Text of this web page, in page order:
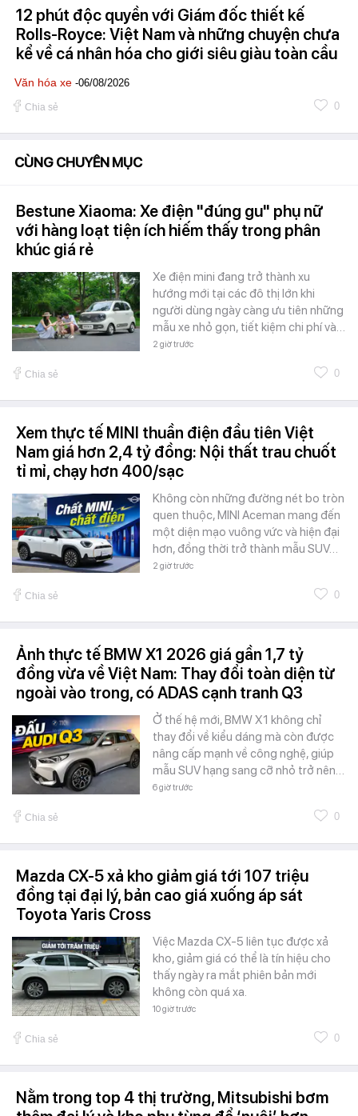
12 phút độc quyền với Giám đốc thiết kế
Rolls-Royce: Việt Nam và những chuyện chưa
kể về cá nhân hóa cho giới siêu giàu toàn cầu
Văn hóa xe -06/08/2026
Chia sẻ 0
CÙNG CHUYÊN MỤC
Bestune Xiaoma: Xe điện "đúng gu" phụ nữ
với hàng loạt tiện ích hiếm thấy trong phân
khúc giá rẻ
Xe điện mini đang trở thành xu
hướng mới tại các đô thị lớn khi
người dùng ngày càng ưu tiên những
mẫu xe nhỏ gọn, tiết kiệm chi phí và…
2 giờ trước
Chia sẻ 0
Xem thực tế MINI thuần điện đầu tiên Việt
Nam giá hơn 2,4 tỷ đồng: Nội thất trau chuốt
tỉ mỉ, chạy hơn 400/sạc
Không còn những đường nét bo tròn
quen thuộc, MINI Aceman mang đến
một diện mạo vuông vức và hiện đại
hơn, đồng thời trở thành mẫu SUV…
2 giờ trước
Chia sẻ 0
Ảnh thực tế BMW X1 2026 giá gần 1,7 tỷ
đồng vừa về Việt Nam: Thay đổi toàn diện từ
ngoài vào trong, có ADAS cạnh tranh Q3
Ở thế hệ mới, BMW X1 không chỉ
thay đổi về kiểu dáng mà còn được
nâng cấp mạnh về công nghệ, giúp
mẫu SUV hạng sang cỡ nhỏ trở nên…
6 giờ trước
Chia sẻ 0
Mazda CX-5 xả kho giảm giá tới 107 triệu
đồng tại đại lý, bản cao giá xuống áp sát
Toyota Yaris Cross
Việc Mazda CX-5 liên tục được xả
kho, giảm giá có thể là tín hiệu cho
thấy ngày ra mắt phiên bản mới
không còn quá xa.
10 giờ trước
Chia sẻ 0
Nằm trong top 4 thị trường, Mitsubishi bơm